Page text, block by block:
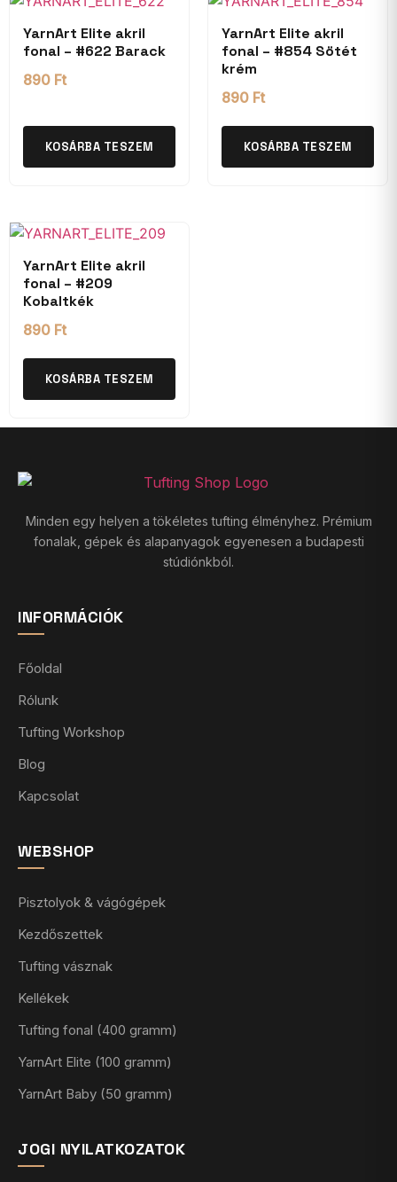
YarnArt Elite akril
fonal – #622 Barack
890 Ft
KOSÁRBA TESZEM
YarnArt Elite akril
fonal – #854 Sötét
krém
890 Ft
KOSÁRBA TESZEM
YarnArt Elite akril
fonal – #209
Kobaltkék
890 Ft
KOSÁRBA TESZEM
Minden egy helyen a tökéletes tufting élményhez. Prémium
fonalak, gépek és alapanyagok egyenesen a budapesti
stúdiónkból.
INFORMÁCIÓK
Főoldal
Rólunk
Tufting Workshop
Blog
Kapcsolat
WEBSHOP
Pisztolyok & vágógépek
Kezdőszettek
Tufting vásznak
Kellékek
Tufting fonal (400 gramm)
YarnArt Elite (100 gramm)
YarnArt Baby (50 gramm)
JOGI NYILATKOZATOK